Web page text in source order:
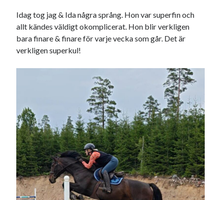
denna bloggen kan ni följa min resa med hästarna, från ponnytävlingar i
dressyr & hoppning till MSV hopp & dressyr på stor häst.
Sök
Senaste inläggen
KODEN ÄR KNÄCKT
PALLE; dagens hoppning!
UPPTÄCKSFÄRD
VI TRÄNAR VIDARE!
MYCKET FLUGOR
Idag tog jag & Ida några språng. Hon var superfin och
allt kändes väldigt okomplicerat. Hon blir verkligen
bara finare & finare för varje vecka som går. Det är
verkligen superkul!